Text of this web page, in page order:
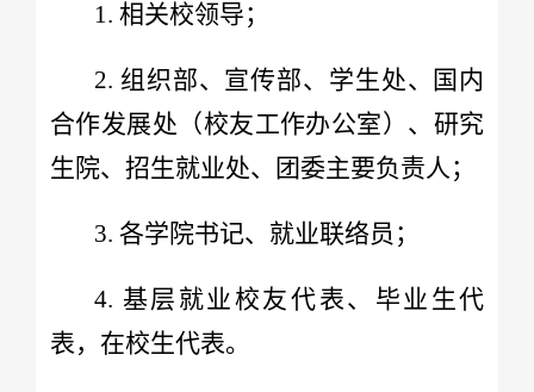
1. 相关校领导；
2. 组织部、宣传部、学生处、国内
合作发展处（校友工作办公室）、研究
生院、招生就业处、团委主要负责人；
3. 各学院书记、就业联络员；
4. 基层就业校友代表、毕业生代
表，在校生代表。